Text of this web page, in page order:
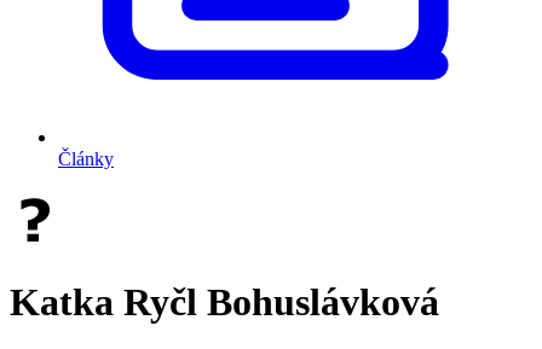
Články
Katka Ryčl Bohuslávková